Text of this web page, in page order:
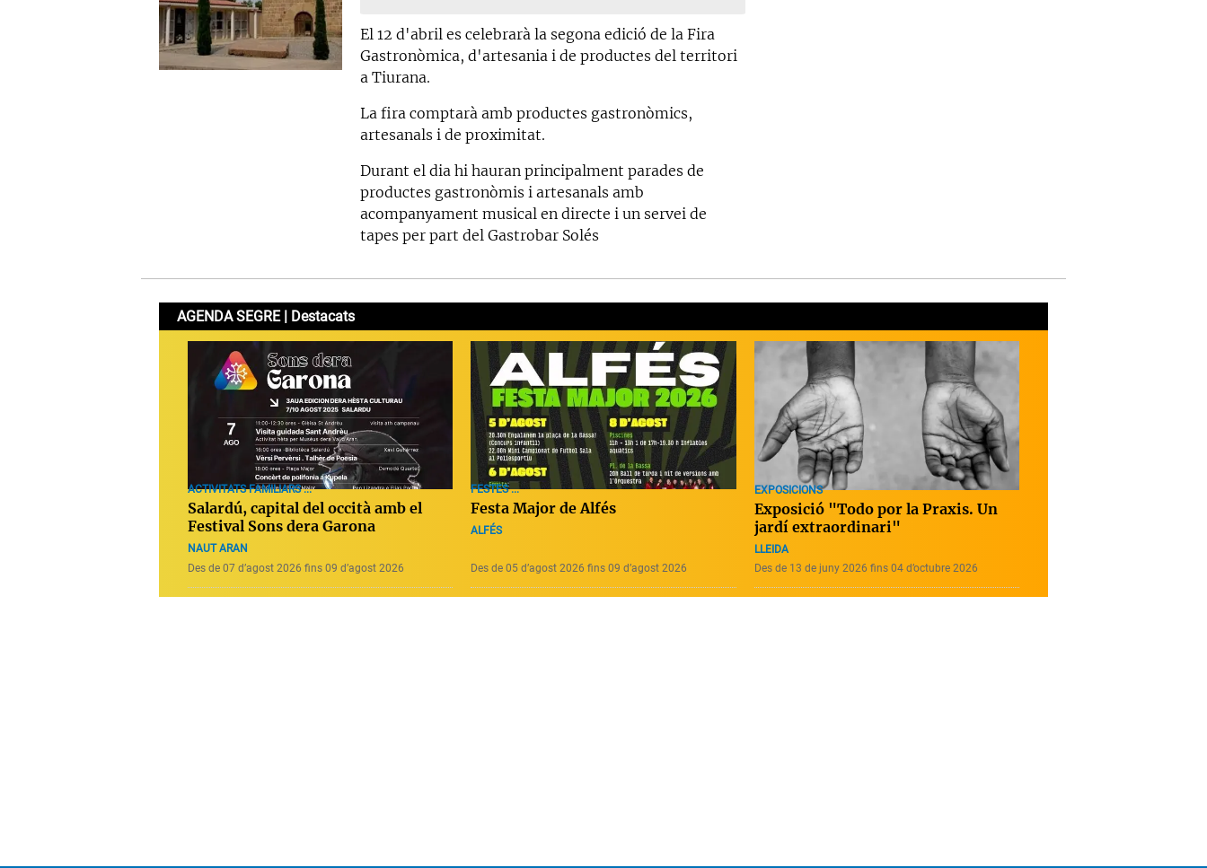
El 12 d'abril es celebrarà la segona edició de la Fira
Gastronòmica, d'artesania i de productes del territori
a Tiurana.
La fira comptarà amb productes gastronòmics,
artesanals i de proximitat.
Durant el dia hi hauran principalment parades de
productes gastronòmis i artesanals amb
acompanyament musical en directe i un servei de
tapes per part del Gastrobar Solés
AGENDA SEGRE | Destacats
ACTIVITATS FAMILIARS ...
Salardú, capital del occità amb el
Festival Sons dera Garona
NAUT ARAN
Des de 07 d’agost 2026 fins 09 d’agost 2026
FESTES ...
Festa Major de Alfés
ALFÉS
Des de 05 d’agost 2026 fins 09 d’agost 2026
EXPOSICIONS
Exposició "Todo por la Praxis. Un
jardí extraordinari"
LLEIDA
Des de 13 de juny 2026 fins 04 d’octubre 2026